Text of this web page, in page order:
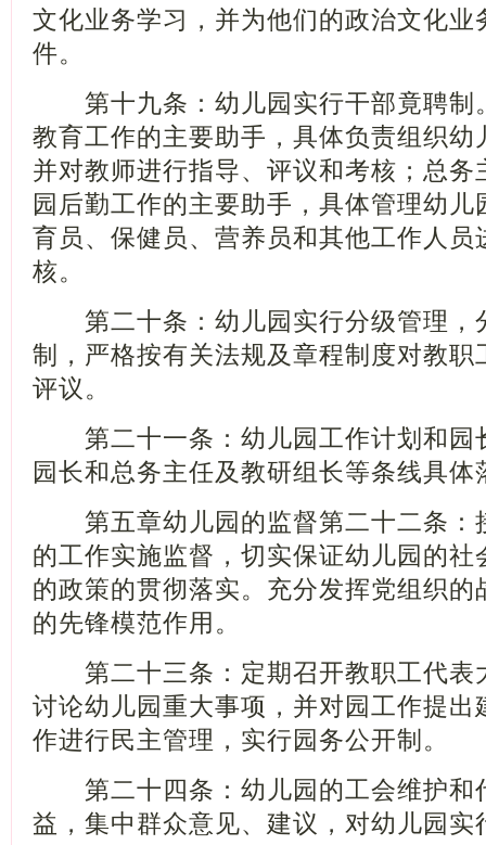
文化业务学习，并为他们的政治文化业
件。
第十九条：幼儿园实行干部竟聘制
教育工作的主要助手，具体负责组织幼
并对教师进行指导、评议和考核；总务
园后勤工作的主要助手，具体管理幼
育员、保健员、营养员和其他工作人员
核。
第二十条：幼儿园实行分级管理，
制，严格按有关法规及章程制度对教职
评议。
第二十一条：幼儿园工作计划和园
园长和总务主任及教研组长等条线具体
第五章幼儿园的监督第二十二条：
的工作实施监督，切实保证幼儿园的社
的政策的贯彻落实。充分发挥党组织的
的先锋模范作用。
第二十三条：定期召开教职工代表
讨论幼儿园重大事项，并对园工作提出
作进行民主管理，实行园务公开制。
第二十四条：幼儿园的工会维护和
益，集中群众意见、建议，对幼儿园实